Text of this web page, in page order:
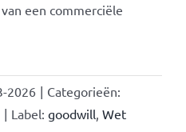
een commerciële
2026 | Categorieën:
| Label: goodwill Wet